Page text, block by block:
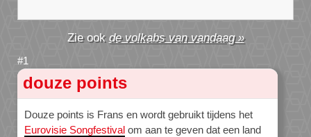
de volkabs van vandaag »
douze points
Douze points is Frans en wordt gebruikt tijdens het
Eurovisie Songfestival om aan te geven dat een land